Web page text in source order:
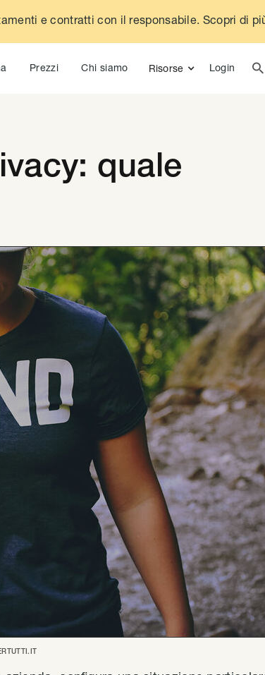
e contratti con il responsabile. Scopri di
Prezzi Chi siamo Risorse Login 
quale